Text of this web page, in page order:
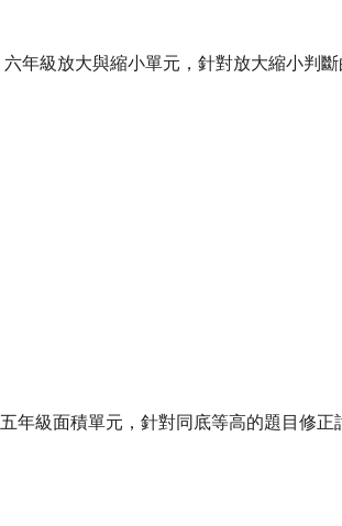
六年級放大與縮小單元，針對放大縮小判
五年級面積單元，針對同底等高的題目修正